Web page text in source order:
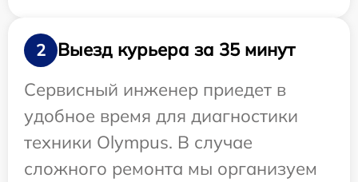
2
Выезд курьера за 35 минут
Сервисный инженер приедет в
удобное время для диагностики
техники Olympus. В случае
сложного ремонта мы организуем